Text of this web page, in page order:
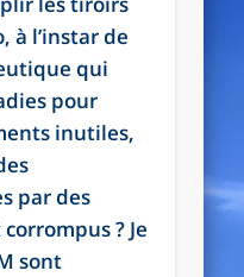
à l’instar de
qui
pour
inutiles,
par des
? Je
sont